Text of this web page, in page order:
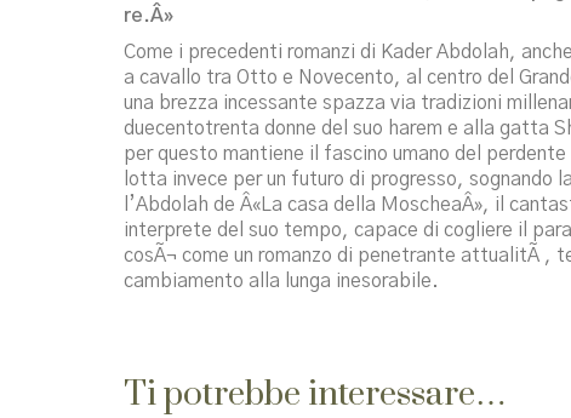
re.Â»
Come i precedenti romanzi di Kader Abdolah,
a cavallo tra Otto e Novecento, al centro del
una brezza incessante spazza via tradizioni
duecentotrenta donne del suo harem e alla gatta
per questo mantiene il fascino umano del
lotta invece per un futuro di progresso, sognando
l’Abdolah de Â«La casa della MoscheaÂ», il
interprete del suo tempo, capace di cogliere il
cosÃ¬ come un romanzo di penetrante attualitÃ ,
cambiamento alla lunga inesorabile.
Ti potrebbe interessare…